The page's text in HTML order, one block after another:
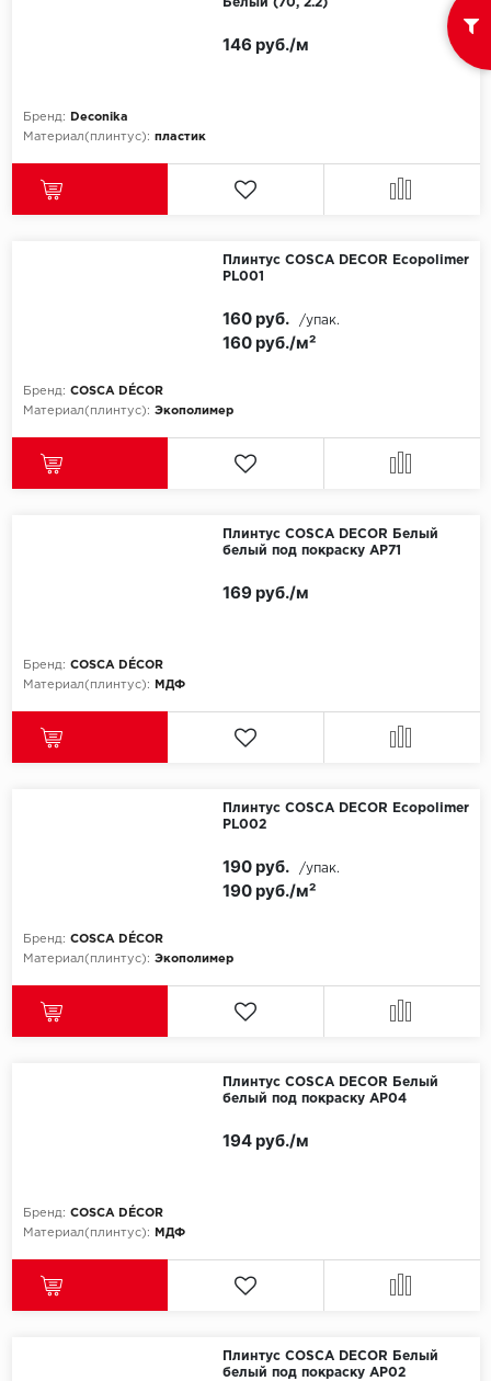
Белый (70, 2.2)
Бренд:
Deconika
Материал(плинтус): пластик
146 руб./м
Плинтус COSCA DECOR Ecopolimer
РL001
Бренд: COSCA DÉCOR
Материал(плинтус): Экополимер
160 руб./м²
160 руб. /упак.
Плинтус COSCA DECOR Белый
белый под покраску AP71
Бренд: COSCA DÉCOR
Материал(плинтус):
МДФ
169 руб./м
Плинтус COSCA DECOR Ecopolimer
РL002
Бренд: COSCA DÉCOR
Материал(плинтус): Экополимер
190 руб./м²
190 руб. /упак.
Плинтус COSCA DECOR Белый
белый под покраску AP04
Бренд: COSCA DÉCOR
Материал(плинтус):
МДФ
194 руб./м
Плинтус COSCA DECOR Белый
белый под покраску AP02